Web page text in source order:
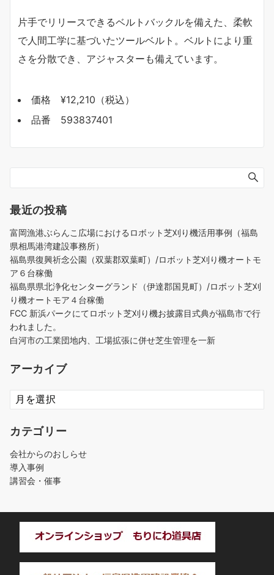
片手でリリースできるベルトバックルを備えた、柔軟
で人間工学に基づいたツールベルト。ベルトにより重
さを分散でき、アジャスターも備えています。
価格 ¥12,210（税込）
品番 593837401
最近の投稿
富岡漁港ぶらんこ広場におけるロボット芝刈り機活用事例（福島
県相馬港湾建設事務所）
福島県復興祈念公園（双葉郡双葉町）/ロボット芝刈り機オートモ
ア６台稼働
福島県県北浄化センターグランド（伊達郡国見町）/ロボット芝刈
り機オートモア４台稼働
FCC 新浜パークにてロボット芝刈り機お披露目式典が福島市で行
われました。
白河市の工業団地内、工場拡張に併せ芝生管理を一新
アーカイブ
ア
ー
イ
カテゴリー
会社からのおしらせ
導入事例
講習会・催事